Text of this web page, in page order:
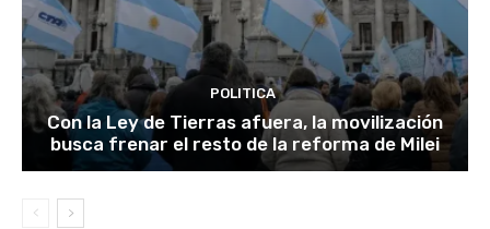
POLITICA
Con la Ley de Tierras afuera, la movilización
busca frenar el resto de la reforma de Milei